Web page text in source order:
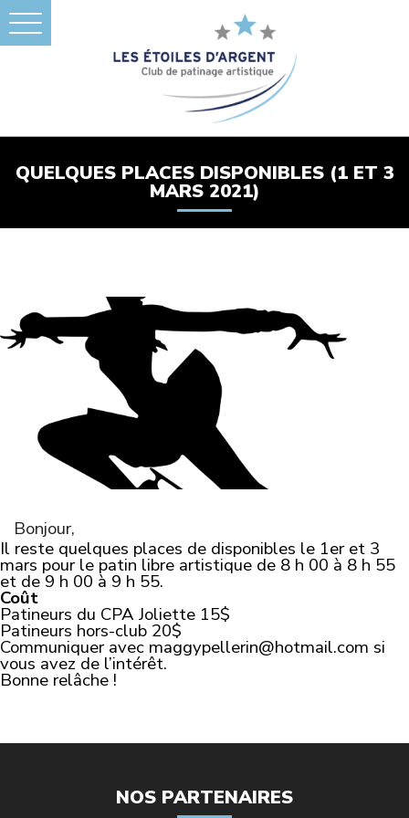
QUELQUES PLACES DISPONIBLES (1 ET 3
MARS 2021)
Bonjour,
Il reste quelques places de disponibles le 1er et 3
mars pour le patin libre artistique de 8 h 00 à 8 h 55
et de 9 h 00 à 9 h 55.
Coût
Patineurs du CPA Joliette 15$
Patineurs hors-club 20$
Communiquer avec maggypellerin@hotmail.com si
vous avez de l’intérêt.
Bonne relâche !
NOS PARTENAIRES